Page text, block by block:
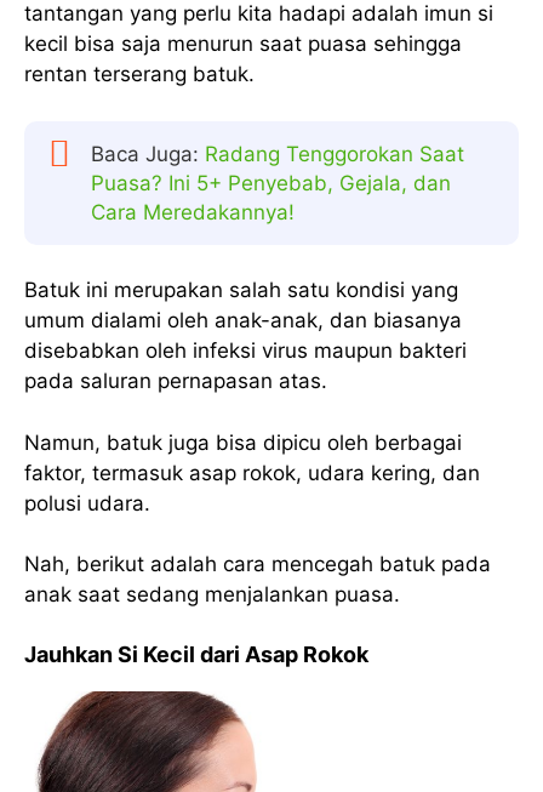
tantangan yang perlu kita hadapi adalah imun si
kecil bisa saja menurun saat puasa sehingga
rentan terserang batuk.
Baca Juga: Radang Tenggorokan Saat
Puasa? Ini 5+ Penyebab, Gejala, dan
Cara Meredakannya!
Batuk ini merupakan salah satu kondisi yang
umum dialami oleh anak-anak, dan biasanya
disebabkan oleh infeksi virus maupun bakteri
pada saluran pernapasan atas.
Namun, batuk juga bisa dipicu oleh berbagai
faktor, termasuk asap rokok, udara kering, dan
polusi udara.
Nah, berikut adalah cara mencegah batuk pada
anak saat sedang menjalankan puasa.
Jauhkan Si Kecil dari Asap Rokok